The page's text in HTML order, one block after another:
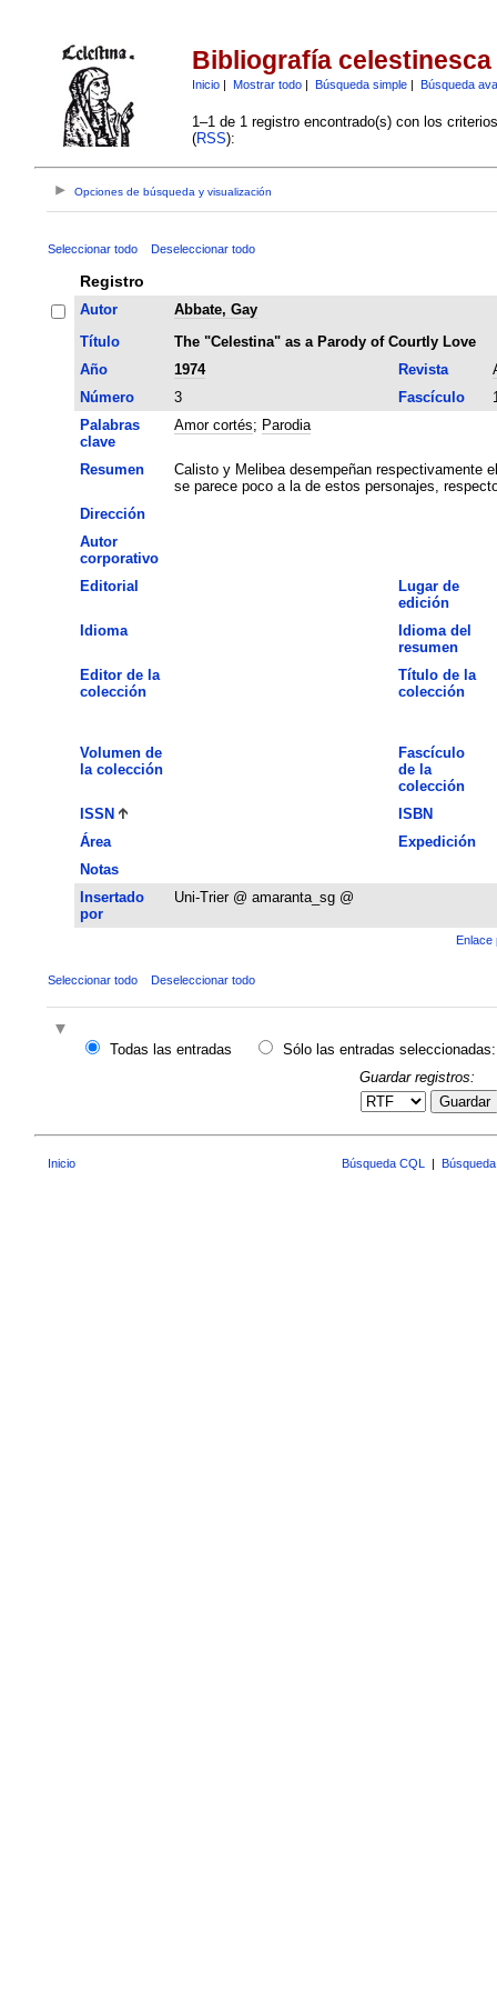
Bibliografía celestinesca
Inicio| Mostrar todo| Búsqueda simple| Búsqueda
1–1 de 1 registro encontrado(s) con los
(RSS):
Opciones de búsqueda y visualización
Seleccionar todo Deseleccionar todo
Registro
Autor
Abbate, Gay
Título
The "Celestina" as a Parody of Courtly Love
Año
1974 Revista
Número
3 Fascículo
Palabras
clave
Amor cortés; Parodia
Resumen
Calisto y Melibea desempeñan respectivamente
se parece poco a la de estos personajes,
Dirección
Autor
corporativo
Editorial
Lugar de
edición
Idioma
Idioma del
resumen
Editor de la
colección
Título de la
colección
Volumen de
la colección
Fascículo
de la
colección
ISSN
ISBN
Área
Expedición
Notas
Insertado
por
Uni-Trier @ amaranta_sg @
Enlace
Seleccionar todo Deseleccionar todo
Todas las entradas
Sólo las entradas seleccionadas:
Guardar registros:
Guardar
Inicio Búsqueda CQL